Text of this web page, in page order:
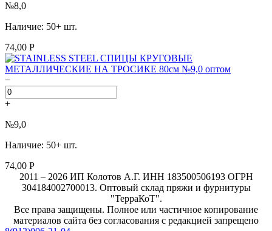
№8,0
Наличие: 50+ шт.
74,00 Р
−
+
№9,0
Наличие: 50+ шт.
74,00 Р
2011 – 2026 ИП Колотов А.Г. ИНН 183500506193 ОГРН
304184002700013. Оптовый склад пряжи и фурнитуры
"ТерраКоТ".
Все права защищены. Полное или частичное копирование
материалов сайта без согласования с редакцией запрещено